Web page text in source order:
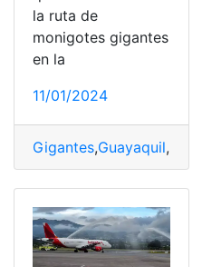
la ruta de
monigotes gigantes
en la
11/01/2024
Gigantes,Guayaquil,